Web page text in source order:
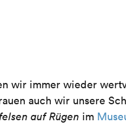
wir immer wieder
auch wir unsere
auf Rügen im